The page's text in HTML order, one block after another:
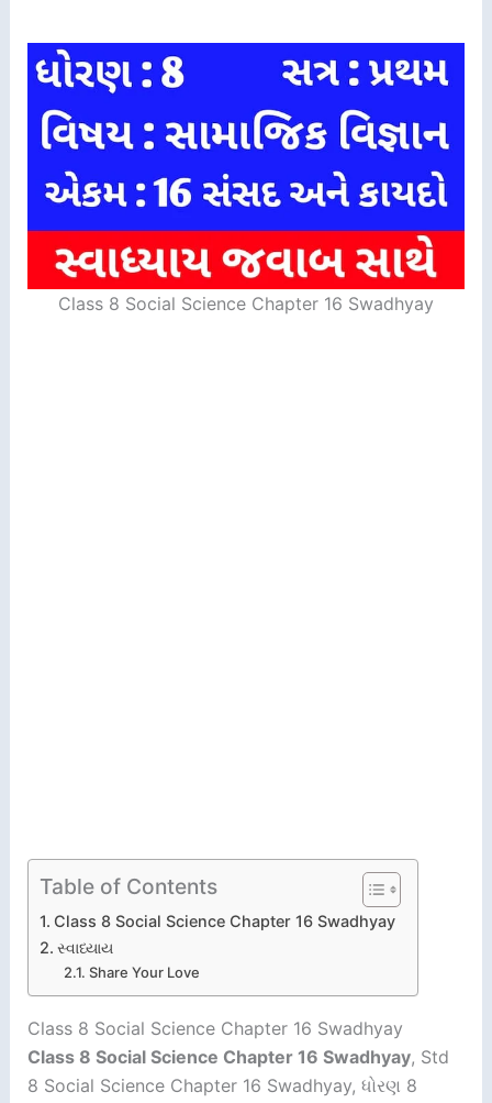
Class 8 Social Science Chapter 16 Swadhyay
Table of Contents
Class 8 Social Science Chapter 16 Swadhyay
સ્વાધ્યાય
Share Your Love
Class 8 Social Science Chapter 16 Swadhyay
Class 8 Social Science Chapter 16 Swadhyay, Std
8 Social Science Chapter 16 Swadhyay, ધોરણ 8